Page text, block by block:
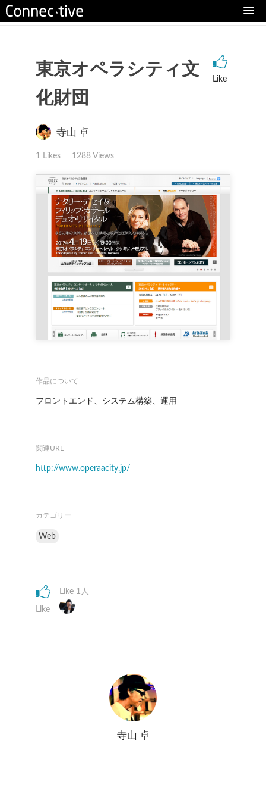
東京オペラシティ文
化財団
Like
寺山 卓
1 Likes 1288 Views
作品について
フロントエンド、システム構築、運用
関連URL
http://www.operaacity.jp/
カテゴリー
Web
Like
Like 1人
寺山 卓